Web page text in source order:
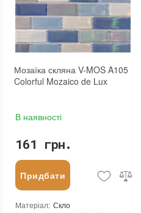
Країна виробника: Китай
Бренд: Mozaico de Lux
Тип поверхні
новий
Мозаїка скляна V-MOS A105
Colorful Mozaico de Lux
В наявності
161 грн.
Придбати
Матеріал: Скло